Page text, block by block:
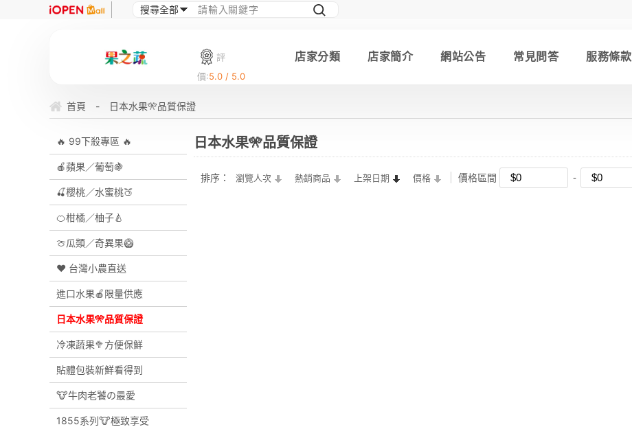
評
價:5.0 / 5.0
店家分類 店家簡介 網站公告 常見問答 服務條款
首頁 - 日本水果🎌品質保證
🔥 99下殺專區 🔥
🍎蘋果／葡萄🍇
🍒櫻桃／水蜜桃🍑
🍊柑橘／柚子🍐
🍈瓜類／奇異果🥝
❤ 台灣小農直送
進口水果🍎限量供應
日本水果🎌品質保證
冷凍蔬果🥦方便保鮮
貼體包裝新鮮看得到
🐮牛肉老饕の最愛
1855系列🐮極致享受
日本水果🎌品質保證
排序： 瀏覽人次 熱銷商品 上架日期 價格 價格區間